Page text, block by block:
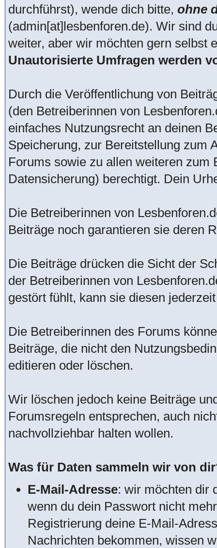
durchführst), wende dich bitte, ohne
(admin[at]lesbenforen.de). Wir sind
weiter, aber wir möchten gern selbst
Unautorisierte Umfragen werden
Durch die Veröffentlichung von
(den Betreiberinnen von
einfaches Nutzungsrecht an deinen
Speicherung, zur Bereitstellung zum
Forums sowie zu allen weiteren zum
Datensicherung) berechtigt. Dein
Die Betreiberinnen von
Beiträge noch garantieren sie deren
Die Beiträge drücken die Sicht der
der Betreiberinnen von
gestört fühlt, kann sie diesen
Die Betreiberinnen des Forums
Beiträge, die nicht den
editieren oder löschen.
Wir löschen jedoch keine Beiträge
Forumsregeln entsprechen, auch
nachvollziehbar halten wollen.
Was für Daten sammeln wir von
E-Mail-Adresse: wir möchten dir
wenn du dein Passwort nicht
Registrierung deine E-Mail-
Nachrichten bekommen, wissen